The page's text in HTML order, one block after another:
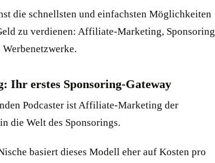
die schnellsten und einfachsten Möglichkeiten
zu verdienen: Affiliate-Marketing, Sponsoring
Ihr erstes Sponsoring-Gateway
Podcaster ist Affiliate-Marketing der
die Welt des Sponsorings.
basiert dieses Modell eher auf Kosten pro